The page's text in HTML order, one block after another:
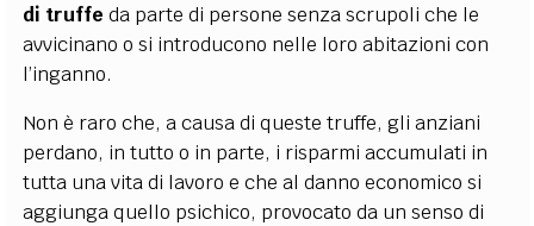
di truffe da parte di persone senza scrupoli che le
avvicinano o si introducono nelle loro abitazioni con
l’inganno.
Non è raro che, a causa di queste truffe, gli anziani
perdano, in tutto o in parte, i risparmi accumulati in
tutta una vita di lavoro e che al danno economico si
aggiunga quello psichico, provocato da un senso di